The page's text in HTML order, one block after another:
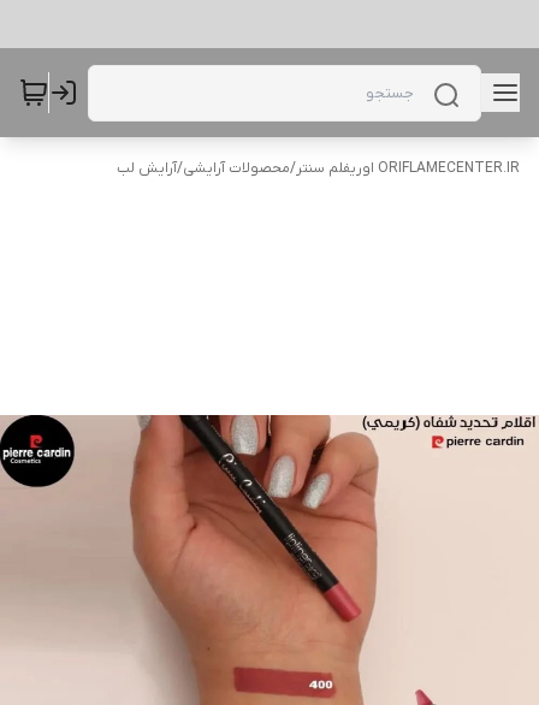
ORIFLAMECENTER.IR اوریفلم سنتر /محصولات آرایشی/آرایش لب